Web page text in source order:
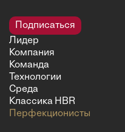
Подписаться
Лидер
Компания
Команда
Технологии
Среда
Классика HBR
Перфекционисты